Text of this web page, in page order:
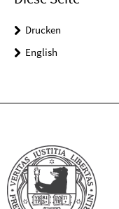
Drucken
English